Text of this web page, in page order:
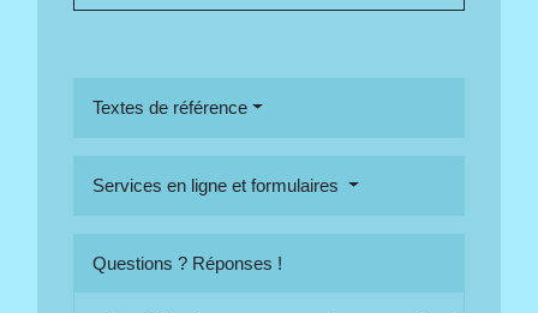
Textes de référence
Services en ligne et formulaires
Questions ? Réponses !